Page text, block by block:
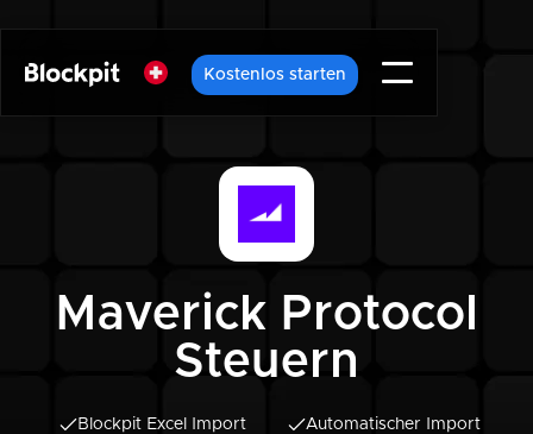
Kostenlos starten
Maverick Protocol
Steuern
Blockpit Excel Import Automatischer Import